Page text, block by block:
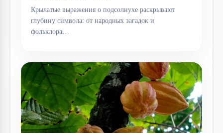
Крылатые выражения о подсолнухе раскрывают
глубину символа: от народных загадок и
фольклора…